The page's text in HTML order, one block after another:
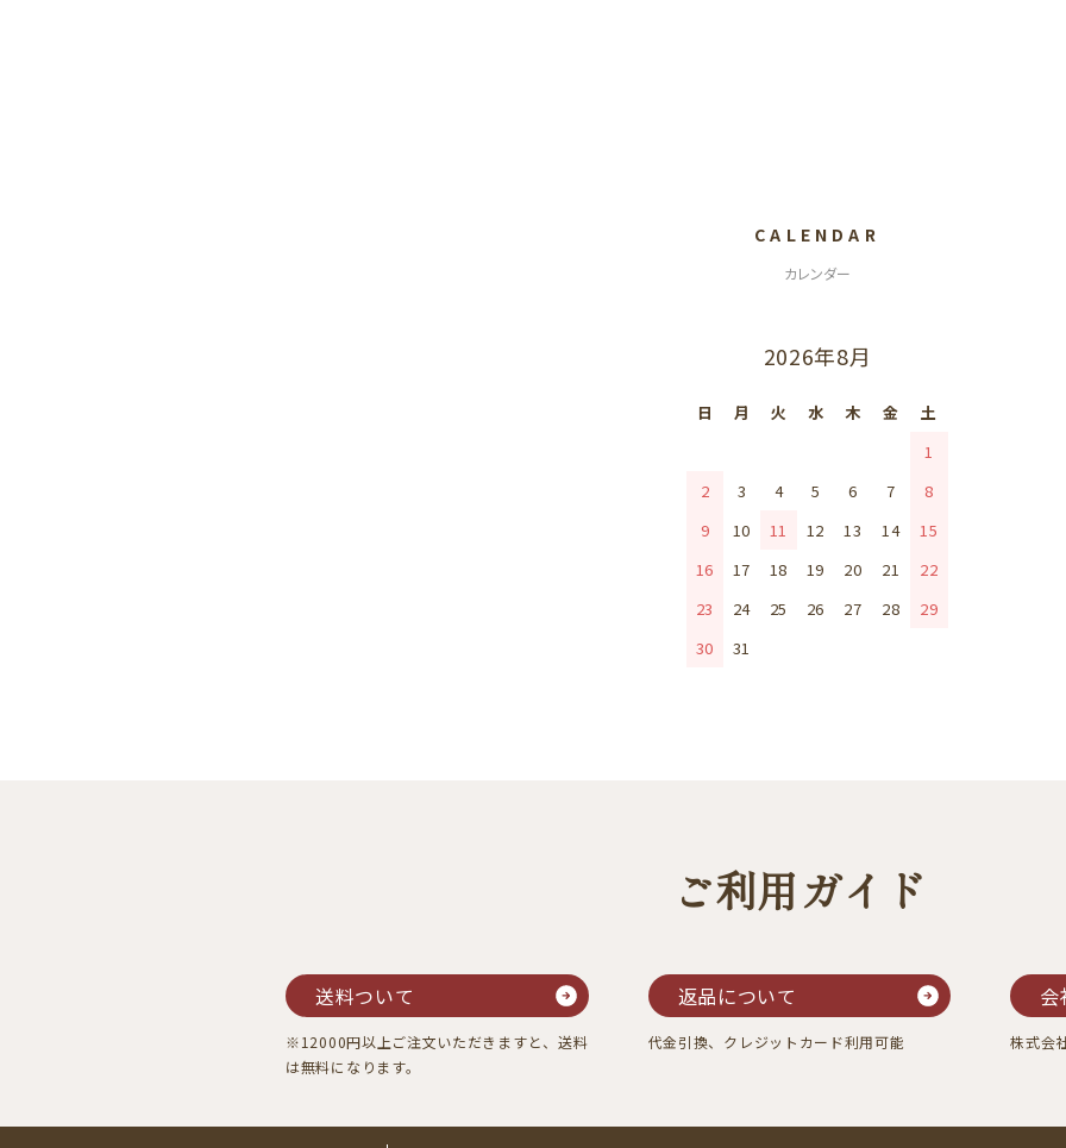
CALENDAR
カレンダー
2026年8月
日 月 火 水 木 金
土
1
2
3 4 5 6 7
8
9
10 11 12 13 14
15
16
17 18 19 20 21
22
23
24 25 26 27 28
29
30
31
ご利用ガイド
送料ついて
※12000円以上ご注文いただきますと、送料
は無料になります。
返品について
代金引換、クレジットカード利用可能
会
株式会